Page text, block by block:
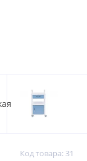
Код товара: 31